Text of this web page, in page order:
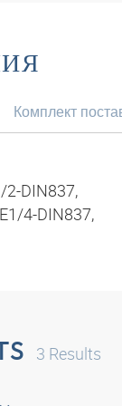
2-DIN837,
4-DIN837,
Комплект
3 Results